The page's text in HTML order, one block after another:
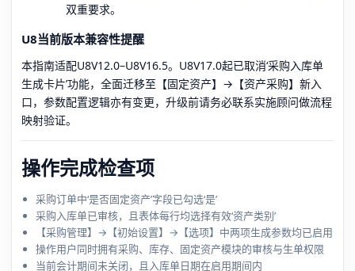
双重要求。
U8当前版本兼容性提醒
本指南适配U8V12.0–U8V16.5。U8V17.0起已取消‘采购入库单
生成卡片’功能，全面迁移至【固定资产】→【资产采购】新入
口，参数配置逻辑亦有变更，升级前请务必联系实施顾问做流程
映射验证。
操作完成检查项
采购订单中‘是否固定资产’字段已勾选‘是’
采购入库单已审核，且表体每行均选择有效‘资产类别’
【采购管理】→【初始设置】→【选项】中两项生成参数均已启用
操作用户同时拥有采购、库存、固定资产模块的审核与生单权限
当前会计期间未关闭，且入库单日期在启用期间内